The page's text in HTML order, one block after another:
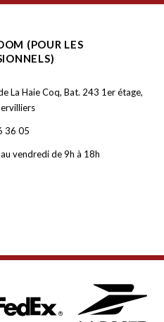
(POUR LES
La Haie Coq, Bat. 243 1er étage,
36 05
vendredi de 9h à 18h